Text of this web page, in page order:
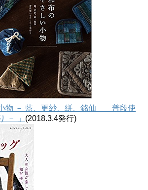
物 － 藍、更紗、絣、銘仙 普段使
－ 」 (2018.3.4発行)